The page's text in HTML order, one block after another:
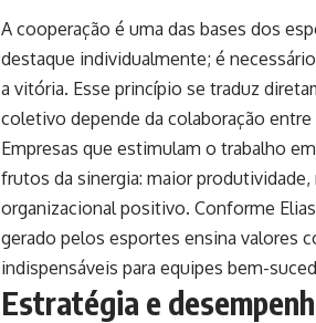
A cooperação é uma das bases dos
destaque individualmente; é
a vitória. Esse princípio se traduz
coletivo depende da colaboração
Empresas que estimulam o trabalho
frutos da sinergia: maior
organizacional positivo. Conforme
gerado pelos esportes ensina
indispensáveis para equipes bem-
Estratégia e